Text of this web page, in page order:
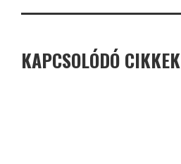
KAPCSOLÓDÓ CIKKEK